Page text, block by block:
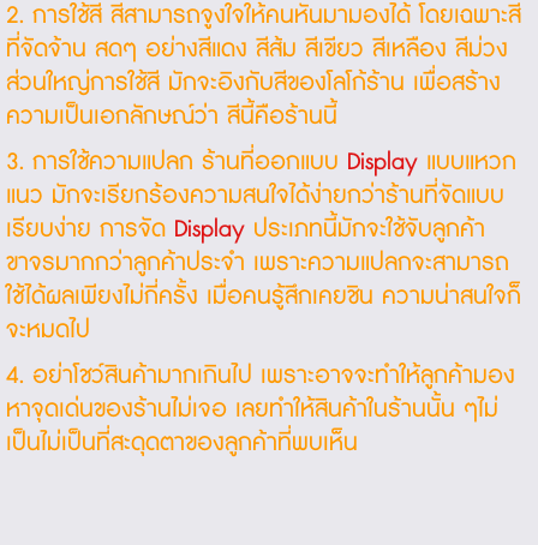
2. การใช้สี สีสามารถจูงใจให้คนหันมามองได้ โดยเฉพาะสี
ที่จัดจ้าน สดๆ อย่างสีแดง สีส้ม สีเขียว สีเหลือง สีม่วง
ส่วนใหญ่การใช้สี มักจะอิงกับสีของโลโก้ร้าน เพื่อสร้าง
ความเป็นเอกลักษณ์ว่า สีนี้คือร้านนี้
3. การใช้ความแปลก ร้านที่ออกแบบ Displayแบบแหวก
แนว มักจะเรียกร้องความสนใจได้ง่ายกว่าร้านที่จัดแบบ
เรียบง่าย การจัด Displayประเภทนี้มักจะใช้จับลูกค้า
ขาจรมากกว่าลูกค้าประจำ เพราะความแปลกจะสามารถ
ใช้ได้ผลเพียงไม่กี่ครั้ง เมื่อคนรู้สึกเคยชิน ความน่าสนใจก็
จะหมดไป
4. อย่าโชว์สินค้ามากเกินไป เพราะอาจจะทำให้ลูกค้ามอง
หาจุดเด่นของร้านไม่เจอ เลยทำให้สินค้าในร้านนั้น ๆไม่
เป็นไม่เป็นที่สะดุดตาของลูกค้าที่พบเห็น